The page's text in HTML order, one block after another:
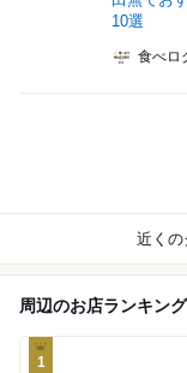
10選
食べロ
近くの
周辺のお店ランキング
1